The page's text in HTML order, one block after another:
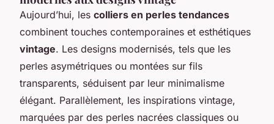
Aujourd’hui, les colliers en perles tendances
combinent touches contemporaines et esthétiques
vintage. Les designs modernisés, tels que les
perles asymétriques ou montées sur fils
transparents, séduisent par leur minimalisme
élégant. Parallèlement, les inspirations vintage,
marquées par des perles nacrées classiques ou